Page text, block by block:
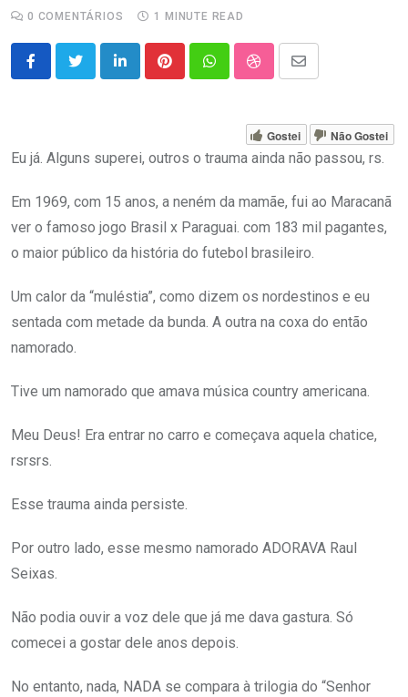
0 COMENTÁRIOS 1 MINUTE READ
LinkedInPinterestWhatsappStumbleUpon
Share
Email
Gostei Não Gostei
Eu já. Alguns superei, outros o trauma ainda não passou, rs.
Em 1969, com 15 anos, a neném da mamãe, fui ao Maracanã
ver o famoso jogo Brasil x Paraguai. com 183 mil pagantes,
o maior público da história do futebol brasileiro.
Um calor da “muléstia”, como dizem os nordestinos e eu
sentada com metade da bunda. A outra na coxa do então
namorado.
Tive um namorado que amava música country americana.
Meu Deus! Era entrar no carro e começava aquela chatice,
rsrsrs.
Esse trauma ainda persiste.
Por outro lado, esse mesmo namorado ADORAVA Raul
Seixas.
Não podia ouvir a voz dele que já me dava gastura. Só
comecei a gostar dele anos depois.
No entanto, nada, NADA se compara à trilogia do “Senhor